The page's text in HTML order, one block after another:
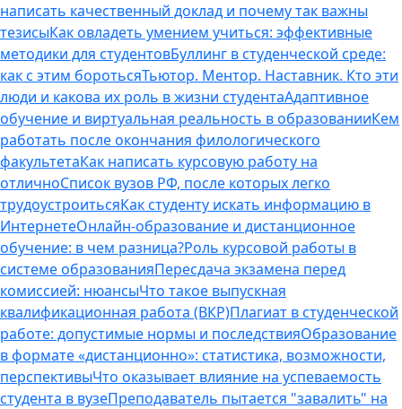
написать качественный доклад и почему так важны
тезисыКак овладеть умением учиться: эффективные
методики для студентовБуллинг в студенческой среде:
как с этим боротьсяТьютор. Ментор. Наставник. Кто эти
люди и какова их роль в жизни студентаАдаптивное
обучение и виртуальная реальность в образованииКем
работать после окончания филологического
факультетаКак написать курсовую работу на
отличноСписок вузов РФ, после которых легко
трудоустроитьсяКак студенту искать информацию в
ИнтернетеОнлайн-образование и дистанционное
обучение: в чем разница?Роль курсовой работы в
системе образованияПересдача экзамена перед
комиссией: нюансыЧто такое выпускная
квалификационная работа (ВКР)Плагиат в студенческой
работе: допустимые нормы и последствияОбразование
в формате «дистанционно»: статистика, возможности,
перспективыЧто оказывает влияние на успеваемость
студента в вузеПреподаватель пытается "завалить" на